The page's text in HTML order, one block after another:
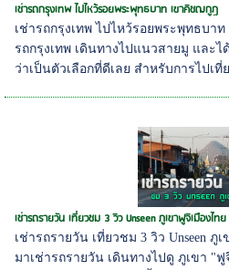
เช่ารถกรุงเทพ ไปไหว้รอยพระพุทธบาท เขาคิชฌกูฏ
เช่ารถกรุงเทพ ไปไหว้รอยพระพุทธบ
รถกรุงเทพ เดินทางไปแนวสายมู และไ
ว่าเป็นตัวเลือกที่ดีเลย สำหรับการไปเ
เช่ารถรายวัน เที่ยวชม 3 วิว Unseen ภูเขาฟูจิเมืองไทย
เช่ารถรายวัน เที่ยวชม 3 วิว Unseen
มาเช่ารถรายวัน เดินทางไปดู ภูเขา "ฟู